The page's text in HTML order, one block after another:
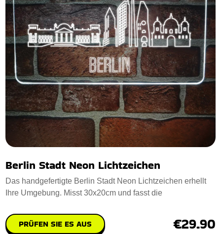
Berlin Stadt Neon Lichtzeichen
Das handgefertigte Berlin Stadt Neon Lichtzeichen erhellt
Ihre Umgebung. Misst 30x20cm und fasst die
PRÜFEN SIE ES AUS €29.90